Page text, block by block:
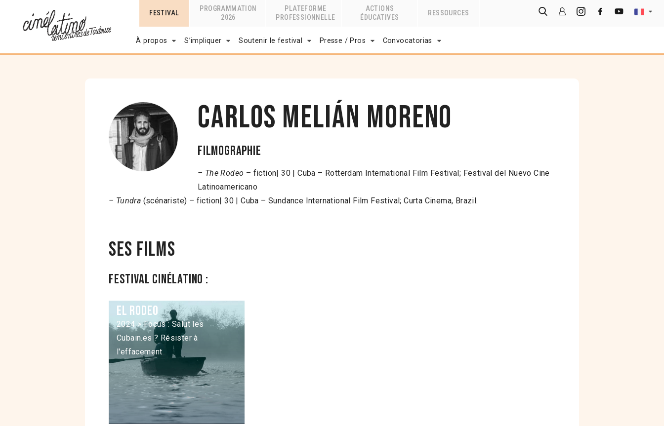
FESTIVAL
PROGRAMMATION
2026
PLATEFORME
PROFESSIONNELLE
ACTIONS
ÉDUCATIVES
RESSOURCES
À propos S’impliquer Soutenir le festival Presse / Pros Convocatorias
Carlos Melián Moreno
Filmographie
– The Rodeo – fiction| 30 | Cuba – Rotterdam International Film Festival; Festival del Nuevo Cine
Latinoamericano
– Tundra (scénariste) – fiction| 30 | Cuba – Sundance International Film Festival; Curta Cinema, Brazil.
Ses films
Festival Cinélatino :
El Rodeo
2024 > Focus : Salut les
Cubain.es ? Résister à
l'effacement